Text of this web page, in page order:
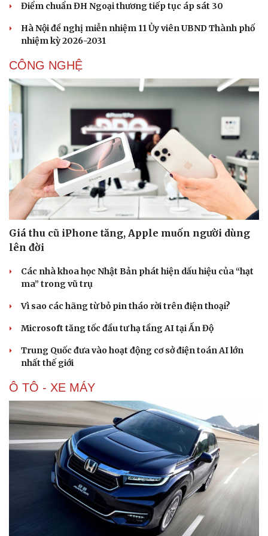
Phòng mạch online
Ăn sạch sống khỏe
Điểm chuẩn ĐH Ngoại thương tiếp tục áp sát 30
Hà Nội đề nghị miễn nhiệm 11 Ủy viên UBND Thành phố
nhiệm kỳ 2026-2031
CÔNG NGHỆ
Giá thu cũ iPhone tăng, Apple muốn người dùng
lên đời
Các nhà khoa học Nhật Bản phát hiện dấu hiệu của “hạt
ma” trong vũ trụ
Vì sao các hãng từ bỏ pin tháo rời trên điện thoại?
Microsoft tăng tốc đầu tư hạ tầng AI tại Ấn Độ
Trung Quốc đưa vào hoạt động cơ sở điện toán AI lớn
nhất thế giới
Ô TÔ - XE MÁY